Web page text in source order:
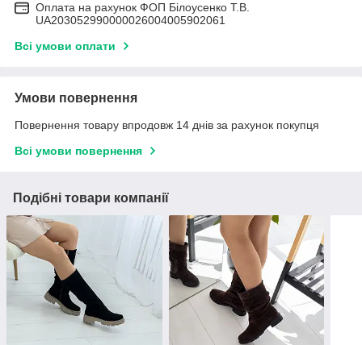
Оплата на рахунок ФОП Білоусенко Т.В.
UA203052990000026004005902061
Всі умови оплати
Умови повернення
Повернення товару впродовж 14 днів за рахунок покупця
Всі умови повернення
Подібні товари компанії